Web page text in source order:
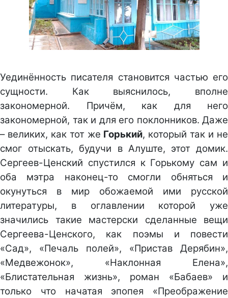
Уединённость писателя становится частью его
сущности. Как выяснилось, вполне
закономерной. Причём, как для него
закономерной, так и для его поклонников. Даже
– великих, как тот же Горький, который так и не
смог отыскать, будучи в Алуште, этот домик.
Сергеев-Ценский спустился к Горькому сам и
оба мэтра наконец-то смогли обняться и
окунуться в мир обожаемой ими русской
литературы, в оглавлении которой уже
значились такие мастерски сделанные вещи
Сергеева-Ценского, как поэмы и повести
«Сад», «Печаль полей», «Пристав Дерябин»,
«Медвежонок», «Наклонная Елена»,
«Блистательная жизнь», роман «Бабаев» и
только что начатая эпопея «Преображение